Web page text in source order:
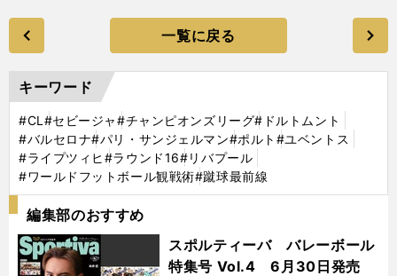
一覧に戻る
キーワード
#CL #セビージャ#チャンピオンズリーグ#ドルトムント
#バルセロナ#パリ・サンジェルマン#ポルト #ユベントス
#ライプツィヒ #ラウンド16#リバプール
#ワールドフットボール観戦術#蹴球最前線
編集部のおすすめ
スポルティーバ バレーボール
特集号 Vol.4 6月30日発売